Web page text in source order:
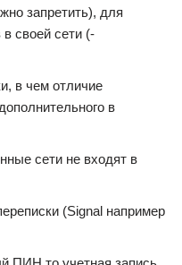
запретить), для
своей сети (-
в чем отличие
в
сети не входят в
(Signal например